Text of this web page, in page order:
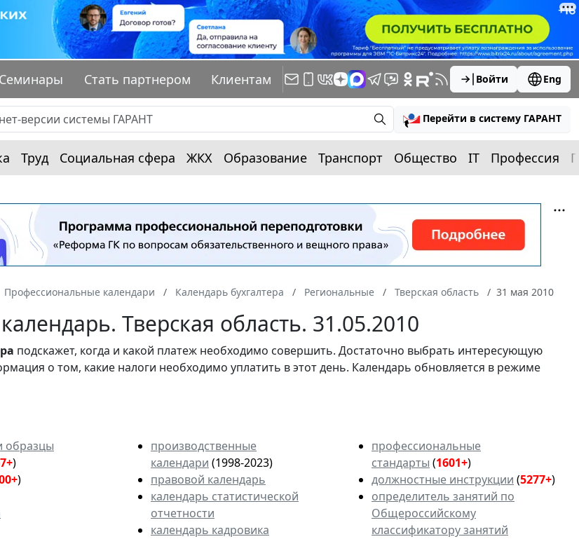
Семинары Стать партнером Клиентам Войти Eng
Перейти в систему ГАРАНТ
Труд Социальная сфера ЖКХ Образование Транспорт Общество IT Профессия
Профессиональные календари Календарь бухгалтера Региональные Тверская область 31 мая 2010
Тверская область. 31.05.2010
подскажет, когда и какой платеж необходимо совершить. Достаточно выбрать интересующую
о том, какие налоги необходимо уплатить в этот день. Календарь обновляется в режиме
образцы
)
)
производственные
календари (1998-2023)
правовой календарь
календарь статистической
отчетности
календарь кадровика
профессиональные
стандарты (1601+)
должностные инструкции (5277+)
определитель занятий по
Общероссийскому
классификатору занятий